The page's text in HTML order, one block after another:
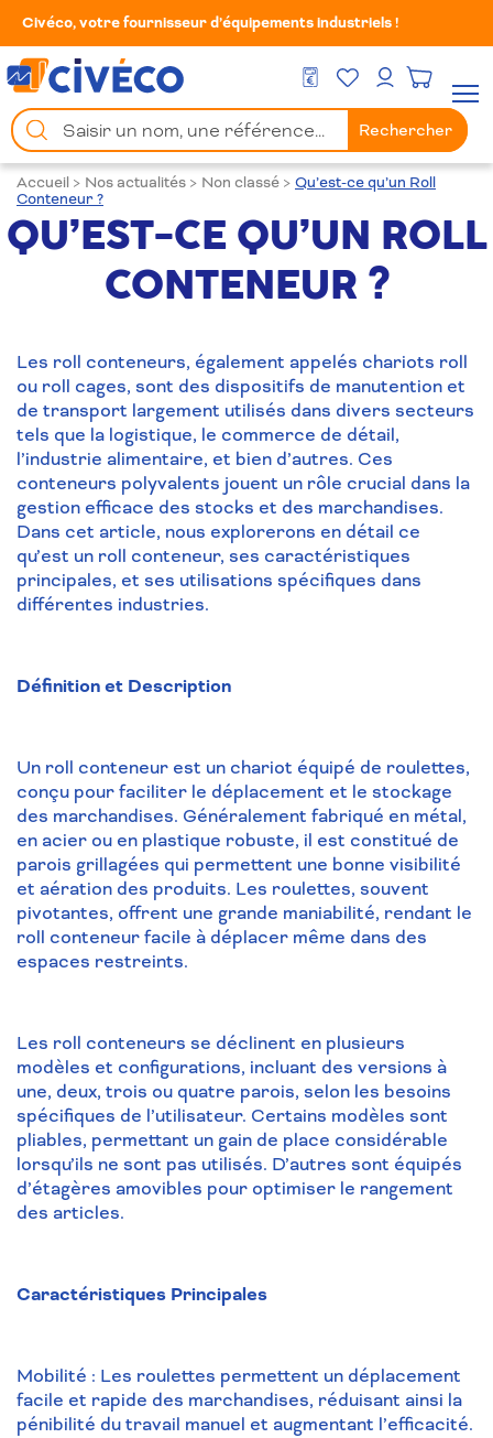
Civéco, votre fournisseur d’équipements industriels !
DEVIS GRATUIT
Mes FavorisMon compte
Chercher
un
produit
Rechercher
Accueil > Nos actualités > Non classé > Qu’est-ce qu’un Roll
Conteneur ?
QU’EST-CE QU’UN ROLL
CONTENEUR ?
Les roll conteneurs, également appelés chariots roll
ou roll cages, sont des dispositifs de manutention et
de transport largement utilisés dans divers secteurs
tels que la logistique, le commerce de détail,
l’industrie alimentaire, et bien d’autres. Ces
conteneurs polyvalents jouent un rôle crucial dans la
gestion efficace des stocks et des marchandises.
Dans cet article, nous explorerons en détail ce
qu’est un roll conteneur, ses caractéristiques
principales, et ses utilisations spécifiques dans
différentes industries.
Définition et Description
Un roll conteneur est un chariot équipé de roulettes,
conçu pour faciliter le déplacement et le stockage
des marchandises. Généralement fabriqué en métal,
en acier ou en plastique robuste, il est constitué de
parois grillagées qui permettent une bonne visibilité
et aération des produits. Les roulettes, souvent
pivotantes, offrent une grande maniabilité, rendant le
roll conteneur facile à déplacer même dans des
espaces restreints.
Les roll conteneurs se déclinent en plusieurs
modèles et configurations, incluant des versions à
une, deux, trois ou quatre parois, selon les besoins
spécifiques de l’utilisateur. Certains modèles sont
pliables, permettant un gain de place considérable
lorsqu’ils ne sont pas utilisés. D’autres sont équipés
d’étagères amovibles pour optimiser le rangement
des articles.
Caractéristiques Principales
Mobilité : Les roulettes permettent un déplacement
facile et rapide des marchandises, réduisant ainsi la
pénibilité du travail manuel et augmentant l’efficacité.